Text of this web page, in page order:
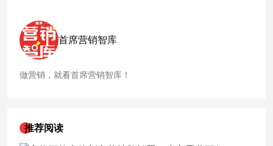
首席营销智库
做营销，就看首席营销智库！
推荐阅读